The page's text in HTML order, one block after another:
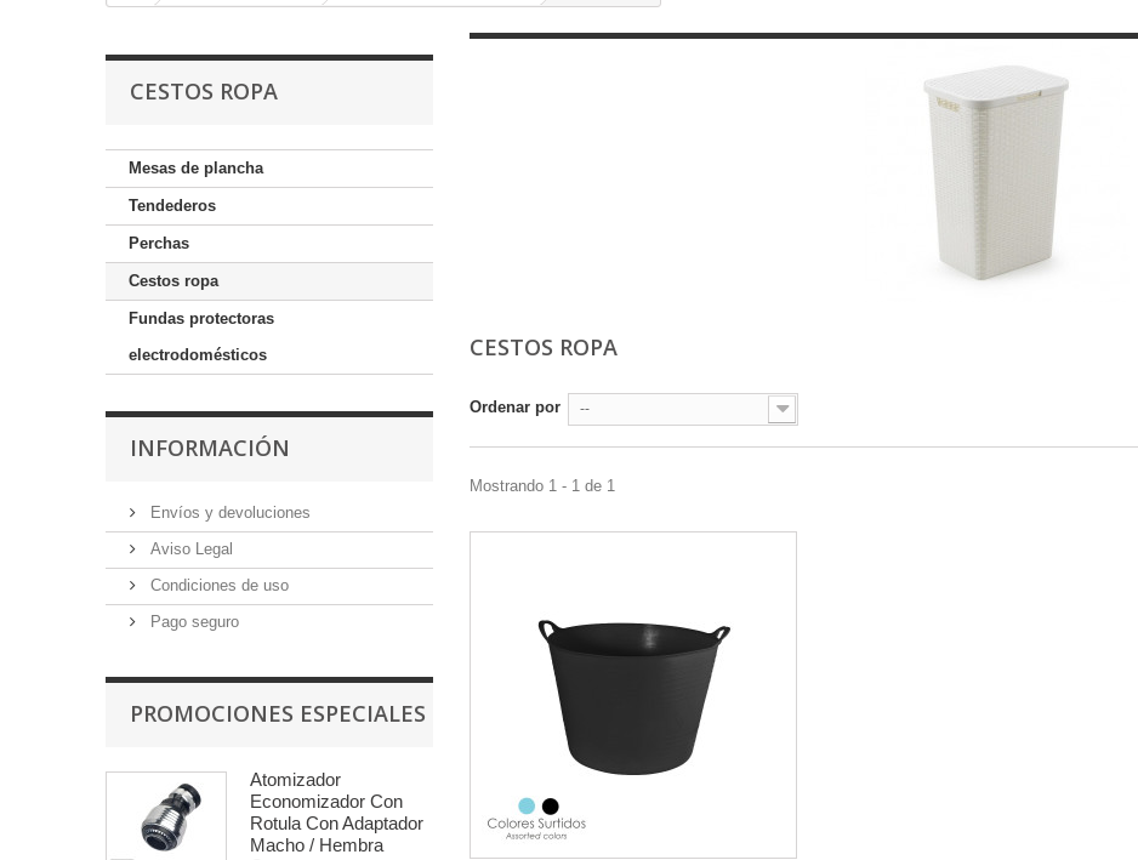
CESTOS ROPA
Mesas de plancha
Tendederos
Perchas
Cestos ropa
Fundas protectoras
electrodomésticos
INFORMACIÓN
Envíos y devoluciones
Aviso Legal
Condiciones de uso
Pago seguro
PROMOCIONES ESPECIALES
Atomizador
Economizador Con
Rotula Con Adaptador
Macho / Hembra
CESTOS ROPA
Ordenar por --
Mostrando 1 - 1 de 1